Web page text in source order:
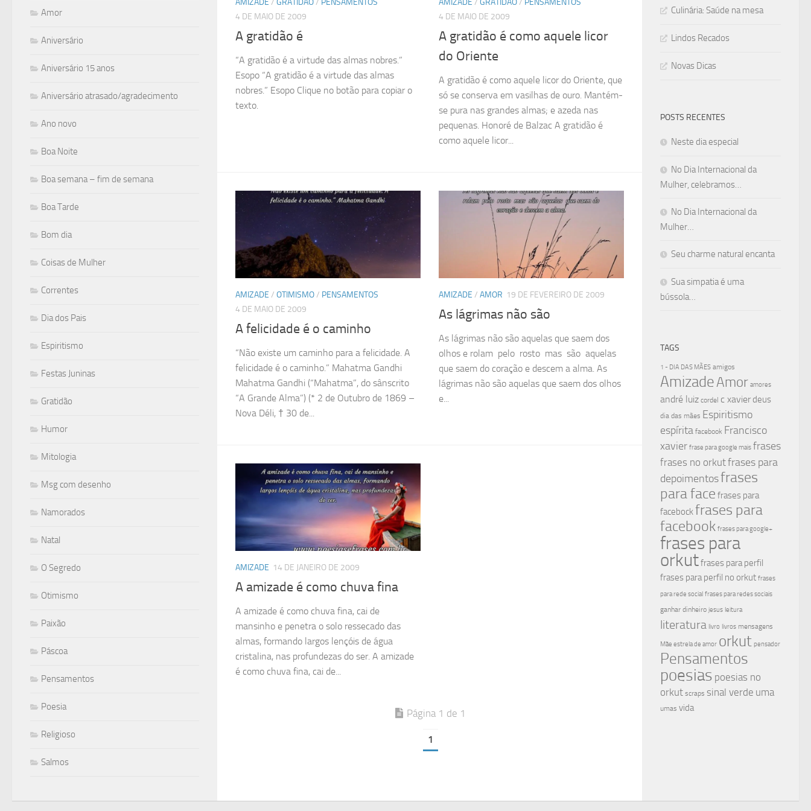
AMIZADE / GRATIDÃO/ PENSAMENTOS
4 DE MAIO DE 2009
A gratidão é
“A gratidão é a virtude das almas nobres.”
Esopo “A gratidão é a virtude das almas
nobres.” Esopo Clique no botão para copiar o
texto.
AMIZADE / GRATIDÃO/ PENSAMENTOS
4 DE MAIO DE 2009
A gratidão é como aquele licor
do Oriente
A gratidão é como aquele licor do Oriente, que
só se conserva em vasilhas de ouro. Mantém-
se pura nas grandes almas; e azeda nas
pequenas. Honoré de Balzac A gratidão é
como aquele licor...
AMIZADE / OTIMISMO/ PENSAMENTOS
4 DE MAIO DE 2009
A felicidade é o caminho
“Não existe um caminho para a felicidade. A
felicidade é o caminho.” Mahatma Gandhi
Mahatma Gandhi (“Mahatma”, do sânscrito
“A Grande Alma”) (* 2 de Outubro de 1869 –
Nova Déli, † 30 de...
AMIZADE / AMOR 19 DE FEVEREIRO DE 2009
As lágrimas não são
As lágrimas não são aquelas que saem dos
olhos e rolam pelo rosto mas são aquelas
que saem do coração e descem a alma. As
lágrimas não são aquelas que saem dos olhos
e...
AMIZADE 14 DE JANEIRO DE 2009
A amizade é como chuva fina
A amizade é como chuva fina, cai de
mansinho e penetra o solo ressecado das
almas, formando largos lençóis de água
cristalina, nas profundezas do ser. A amizade
é como chuva fina, cai de...
Página 1 de 1
1
Amor
Aniversário
Aniversário 15 anos
Aniversário atrasado/agradecimento
Ano novo
Boa Noite
Boa semana – fim de semana
Boa Tarde
Bom dia
Coisas de Mulher
Correntes
Dia dos Pais
Espiritismo
Festas Juninas
Gratidão
Humor
Mitologia
Msg com desenho
Namorados
Natal
O Segredo
Otimismo
Paixão
Páscoa
Pensamentos
Poesia
Religioso
Salmos
Culinária: Saúde na mesa
Lindos Recados
Novas Dicas
POSTS RECENTES
Neste dia especial
No Dia Internacional da
Mulher, celebramos…
No Dia Internacional da
Mulher…
Seu charme natural encanta
Sua simpatia é uma
bússola…
TAGS
1 - DIA DAS MÃES amigos
AmizadeAmor amores
andré luiz cordel c xavier deus
dia das mães Espiritismo
espírita facebook Francisco
xavier frase para google mais frases
frases no orkutfrases para
depoimentosfrases
para face frases para
facebockfrases para
facebook frases para google+
frases para
orkutfrases para perfil
frases para perfil no orkut frases
para rede social frases para redes sociais
ganhar dinheiro jesus leitura
literatura livro livros mensagens
Mãe estrela de amor orkut pensador
Pensamentos
poesias poesias no
orkut scraps sinal verde uma
umas vida